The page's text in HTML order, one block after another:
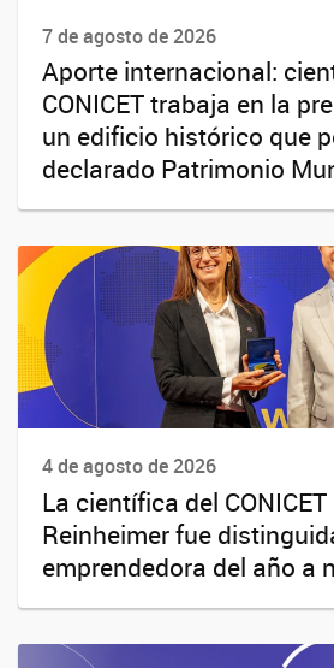
7 de agosto de 2026
Aporte internacional:
CONICET trabaja en la
un edificio histórico que
declarado Patrimonio
4 de agosto de 2026
La científica del
Reinheimer fue
emprendedora del año a